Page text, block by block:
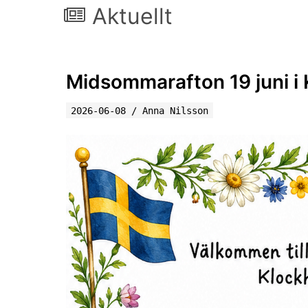
Aktuellt
Midsommarafton 19 juni i
2026-06-08 / Anna Nilsson